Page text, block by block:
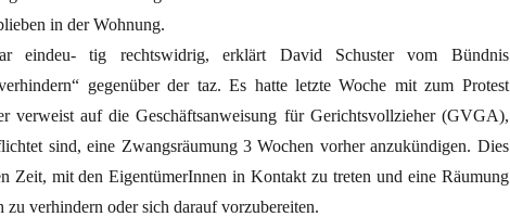
in der Wohnung.
eindeu- tig rechtswidrig, erklärt David Schuster vom Bündnis
gegenüber der taz. Es hatte letzte Woche mit zum Protest
verweist auf die Geschäftsanweisung für Gerichtsvollzieher (GVGA),
sind, eine Zwangsräumung 3 Wochen vorher anzukündigen. Dies
Zeit, mit den EigentümerInnen in Kontakt zu treten und eine Räumung
verhindern oder sich darauf vorzubereiten.